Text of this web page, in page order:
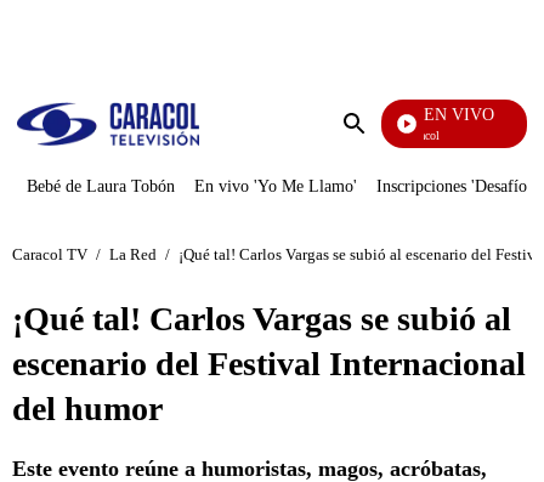
Enviar
EN VIVO
Noticias Caracol
Bebé de Laura Tobón En vivo 'Yo Me Llamo' Inscripciones 'Desafío'
Caracol TV / La Red / ¡Qué tal! Carlos Vargas se subió al escenario del
¡Qué tal! Carlos Vargas se subió al
escenario del Festival Internacional
del humor
Este evento reúne a humoristas, magos, acróbatas,